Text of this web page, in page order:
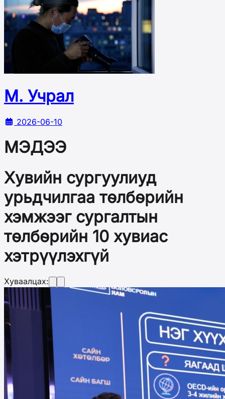
М. Учрал
2026-06-10
МЭДЭЭ
Хувийн сургуулиуд
урьдчилгаа төлбөрийн
хэмжээг сургалтын
төлбөрийн 10 хувиас
хэтрүүлэхгүй
Хуваалцах: